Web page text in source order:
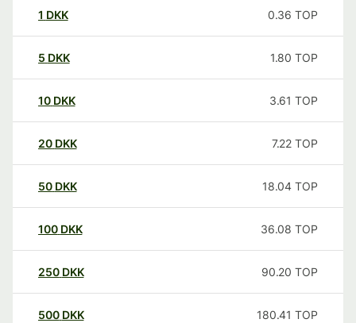
1 DKK 0.36 TOP
5 DKK 1.80 TOP
10 DKK 3.61 TOP
20 DKK 7.22 TOP
50 DKK 18.04 TOP
100 DKK 36.08 TOP
250 DKK 90.20 TOP
500 DKK 180.41 TOP